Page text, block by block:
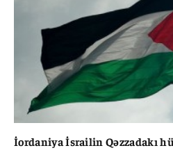
İordaniya İsrailin Qəzzadakı